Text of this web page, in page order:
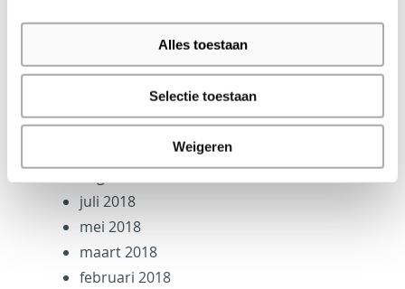
Alles toestaan
Selectie toestaan
Weigeren
december 2019
maart 2019
februari 2019
december 2018
september 2018
juli 2018
mei 2018
maart 2018
februari 2018